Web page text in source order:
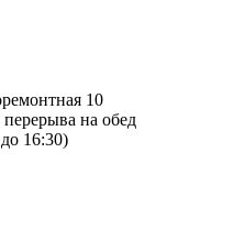
10
на обед
16:30)